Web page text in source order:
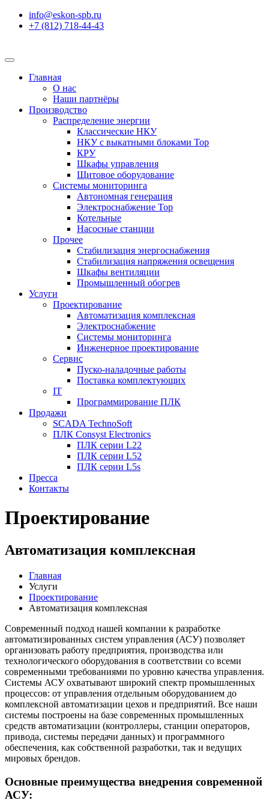
info@eskon-spb.ru
+7 (812) 718-44-43
Главная
О нас
Наши партнёры
Производство
Распределение энергии
Классические НКУ
НКУ с выкатными блоками Top
КРУ
Шкафы управления
Щитовое оборудование
Системы мониторинга
Автономная генерация
Электроснабжение Top
Котельные
Насосные станции
Прочее
Стабилизация энергоснабжения
Стабилизация напряжения освещения
Шкафы вентиляции
Промышленный обогрев
Услуги
Проектирование
Автоматизация комплексная
Электроснабжение
Системы мониторинга
Инженерное проектирование
Сервис
Пуско-наладочные работы
Поставка комплектующих
IT
Программирование ПЛК
Продажи
SCADA TechnoSoft
ПЛК Consyst Electronics
ПЛК серии L22
ПЛК серии L52
ПЛК серии L5s
Пресса
Контакты
Проектирование
Автоматизация комплексная
Главная
Услуги
Проектирование
Автоматизация комплексная
Современный подход нашей компании к разработке
автоматизированных систем управления (АСУ) позволяет
организовать работу предприятия, производства или
технологического оборудования в соответствии со всеми
современными требованиями по уровню качества управления.
Системы АСУ охватывают широкий спектр промышленных
процессов: от управления отдельным оборудованием до
комплексной автоматизации цехов и предприятий. Все наши
системы построены на базе современных промышленных
средств автоматизации (контроллеры, станции операторов,
привода, системы передачи данных) и программного
обеспечения, как собственной разработки, так и ведущих
мировых брендов.
Основные преимущества внедрения современной
АСУ: